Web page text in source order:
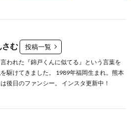
む 投稿一覧
われた『錦戸くんに似てる』という言葉を
駆けてきました。 1989年福岡生まれ。熊本
後日のファンシー。 インスタ更新中！